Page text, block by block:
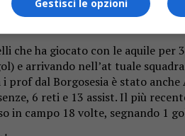
che ha giocato con le aquile
e arrivando nell’at tuale
dal Borgosesia è stato
6 reti e 13 assist. Il più
in campo 18 volte, segnando 1
Gestisci le opzioni